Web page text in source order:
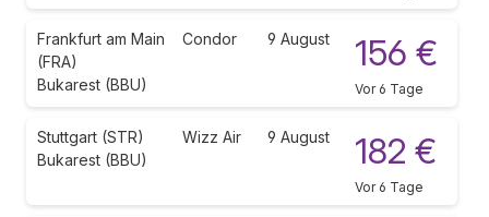
Frankfurt am Main
(FRA)
Bukarest (BBU)
Condor 9 August 156 €
Vor 6 Tage
Stuttgart (STR)
Bukarest (BBU)
Wizz Air 9 August 182 €
Vor 6 Tage